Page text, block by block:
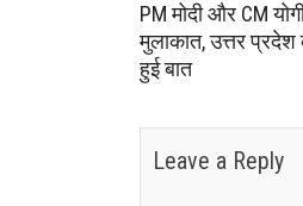
PM मोदी और CM
मुलाकात, उत्तर
हुई बात
Leave a Reply